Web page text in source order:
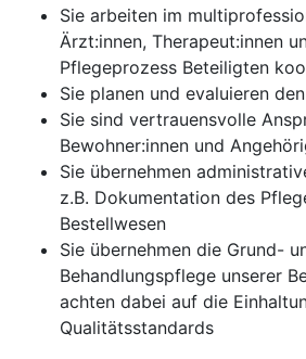
Sie arbeiten im
Ärzt:innen, Therapeut:innen
Pflegeprozess Beteiligten
Sie planen und evaluieren
Sie sind vertrauensvolle
Bewohner:innen und
Sie übernehmen
z.B. Dokumentation des
Bestellwesen
Sie übernehmen die Grund-
Behandlungspflege unserer
achten dabei auf die
Qualitätsstandards